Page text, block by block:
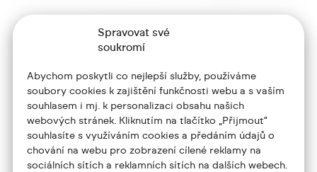
Spravovat své
soukromí
Abychom poskytli co nejlepší služby, používáme
soubory cookies k zajištění funkčnosti webu a s vaším
souhlasem i mj. k personalizaci obsahu našich
webových stránek. Kliknutím na tlačítko „Přijmout“
souhlasíte s využíváním cookies a předáním údajů o
chování na webu pro zobrazení cílené reklamy na
sociálních sítích a reklamních sítích na dalších webech.
Portfolio
O mně
Služby
+420 773 986 416